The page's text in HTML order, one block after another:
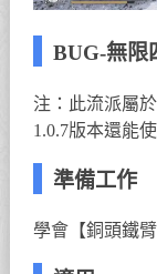
BUG-無限
注：此流派屬
1.0.7版本還能
準備工作
學會【銅頭鐵